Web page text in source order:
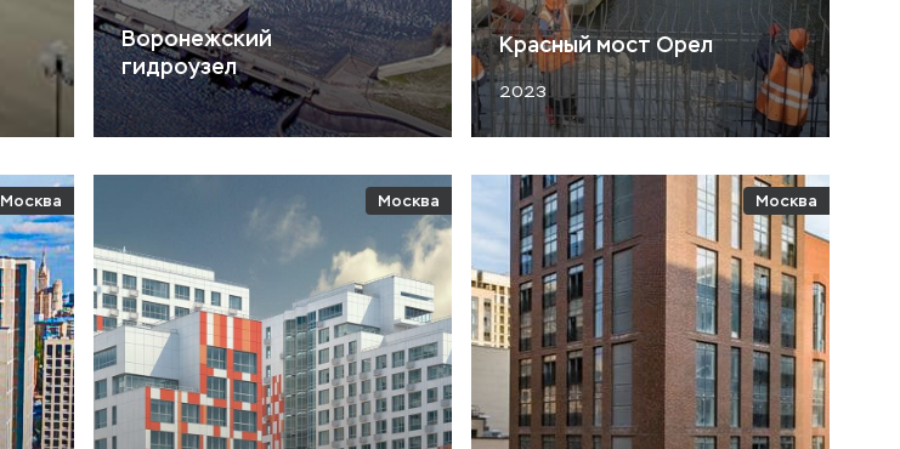
Воронежский
гидроузел
Красный мост Орел
2023
Москва Москва Москва